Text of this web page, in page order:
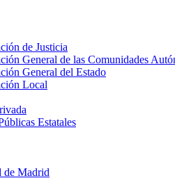
de Justicia
General de las Comunidades
General del Estado
Local
Estatales
de Madrid